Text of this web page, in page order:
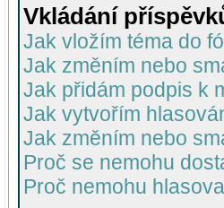
Vkládání
Jak vložím téma do
Jak změním nebo
Jak přidám podpis k
Jak vytvořím
Jak změním nebo
Proč se nemohu
Proč nemohu